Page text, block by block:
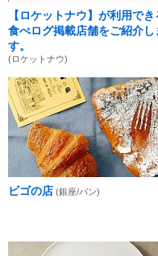
【ロケットナウ】が利用でき
食べログ掲載店舗をご紹介し
す。
(ロケットナウ)
ビゴの店 (銀座/パン)